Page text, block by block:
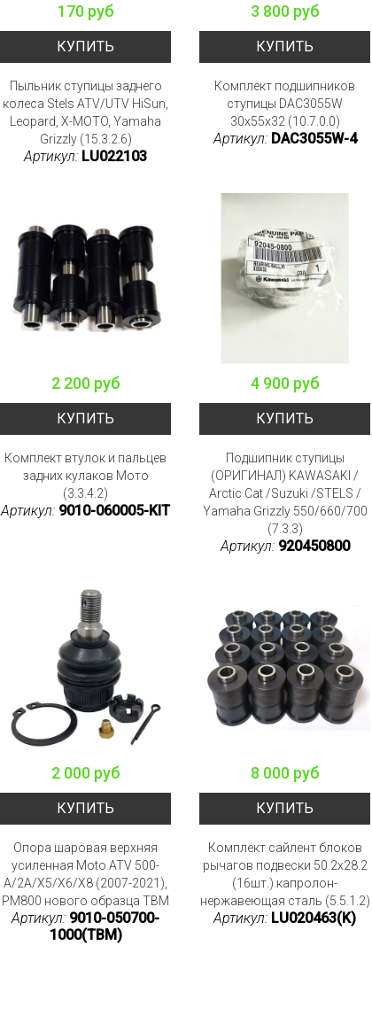
170 руб
КУПИТЬ
Пыльник ступицы заднего
колеса Stels ATV/UTV HiSun,
Leopard, X-MOTO, Yamaha
Grizzly (15.3.2.6)
Артикул: LU022103
3 800 руб
КУПИТЬ
Комплект подшипников
ступицы DAC3055W
30x55x32 (10.7.0.0)
Артикул: DAC3055W-4
2 200 руб
КУПИТЬ
Комплект втулок и пальцев
задних кулаков Мото
(3.3.4.2)
Артикул: 9010-060005-KIT
4 900 руб
КУПИТЬ
Подшипник ступицы
(ОРИГИНАЛ) KAWASAKI /
Arctic Cat /Suzuki /STELS /
Yamaha Grizzly 550/660/700
(7.3.3)
Артикул: 920450800
2 000 руб
КУПИТЬ
Опора шаровая верхняя
усиленная Moto ATV 500-
A/2A/X5/X6/X8 (2007-2021),
PM800 нового образца TBM
Артикул: 9010-050700-
1000(TBM)
8 000 руб
КУПИТЬ
Комплект сайлент блоков
рычагов подвески 50.2x28.2
(16шт.) капролон-
нержавеющая сталь (5.5.1.2)
Артикул: LU020463(K)